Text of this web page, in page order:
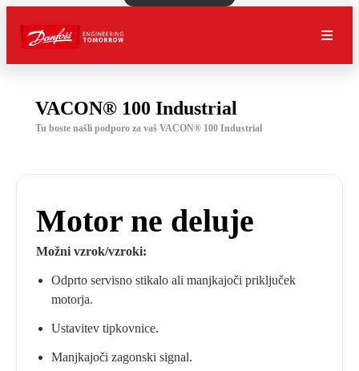
VACON® 100 Industrial
Tu boste našli podporo za vaš VACON® 100 Industrial
Motor ne deluje
Možni vzrok/vzroki:
Odprto servisno stikalo ali manjkajoči priključek
motorja.
Ustavitev tipkovnice.
Manjkajoči zagonski signal.